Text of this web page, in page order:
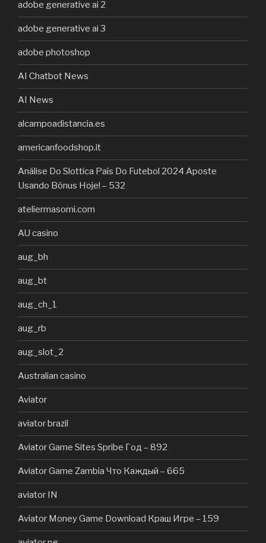
adobe generative ai 2
adobe generative ai 3
adobe photoshop
AI Chatbot News
AI News
alcampoadistancia.es
americanfoodshop.it
Análise Do Slottica País Do Futebol 2024 Aposte
Usando Bônus Hoje! – 532
ateliermasomi.com
AU casino
aug_bh
aug_bt
aug_ch_1
aug_rb
aug_slot_2
Australian casino
Aviator
aviator brazil
Aviator Game Sites Spribe Год – 892
Aviator Game Zambia Что Каждый – 665
aviator IN
Aviator Money Game Download Краш Игре – 159